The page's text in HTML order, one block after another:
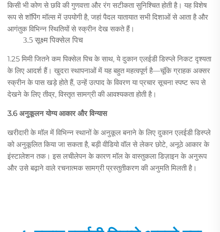
किसी भी कोण से छवि की गुणवत्ता और रंग सटीकता सुनिश्चित होती है। यह विशेष
रूप से शॉपिंग मॉल्स में उपयोगी है, जहां पैदल यातायात सभी दिशाओं से आता है और
आगंतुक विभिन्न स्थितियों से स्क्रीन देख सकते हैं।
3.5 सूक्ष्म पिक्सेल पिच
1.25 मिमी जितने कम पिक्सेल पिच के साथ, ये दुकान एलईडी डिस्प्ले निकट दृश्यता
के लिए आदर्श हैं। खुदरा स्थापनाओं में यह बहुत महत्वपूर्ण है—चूंकि ग्राहक अक्सर
स्क्रीन के पास खड़े होते हैं, उन्हें उत्पाद के विवरण या प्रचार सूचना स्पष्ट रूप से
देखने के लिए तीव्र, विस्तृत सामग्री की आवश्यकता होती है।
3.6 अनुकूलन योग्य आकार और विन्यास
खरीदारी के मॉल में विभिन्न स्थानों के अनुकूल बनाने के लिए दुकान एलईडी डिस्प्ले
को अनुकूलित किया जा सकता है, बड़ी वीडियो वॉल से लेकर छोटे, अनूठे आकार के
इंस्टालेशन तक। इस लचीलेपन के कारण मॉल के वास्तुकला डिज़ाइन के अनुरूप
और उसे बढ़ाने वाले रचनात्मक सामग्री प्रस्तुतीकरण की अनुमति मिलती है।